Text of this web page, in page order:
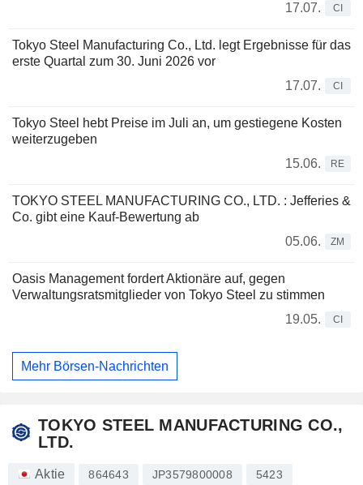
17.07.
CI
Tokyo Steel Manufacturing Co., Ltd. legt Ergebnisse für das
erste Quartal zum 30. Juni 2026 vor
17.07.
CI
Tokyo Steel hebt Preise im Juli an, um gestiegene Kosten
weiterzugeben
15.06.
RE
TOKYO STEEL MANUFACTURING CO., LTD. : Jefferies &
Co. gibt eine Kauf-Bewertung ab
05.06.
ZM
Oasis Management fordert Aktionäre auf, gegen
Verwaltungsratsmitglieder von Tokyo Steel zu stimmen
19.05.
CI
Mehr Börsen-Nachrichten
TOKYO STEEL MANUFACTURING CO.,
LTD.
Aktie 864643 JP3579800008 5423